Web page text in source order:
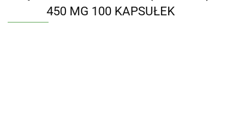
450 MG 100 KAPSUŁEK